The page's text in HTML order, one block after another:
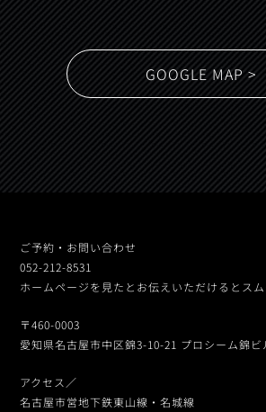
GOOGLE MAP >
ご予約・お問い合わせ
052-212-8531
ホームページを見たとお伝えいただけるとスム
〒460-0003
愛知県名古屋市中区錦3-10-21 プロシーム錦ビ
アクセス／
名古屋市営地下鉄東山線・名城線